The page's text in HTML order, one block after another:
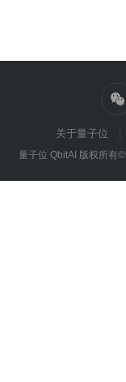
关于量子位
量子位 QbitAI 版权所有